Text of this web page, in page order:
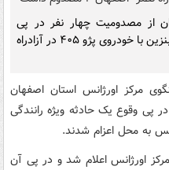
از مصدومیت چهار نفر در پی
برخورد یک دستگاه تانکر حمل سوخت بنزین با خودروی پژو ۴۰۵ در آزادراه
مرکز اورژانس استان اصفهان
کرد: عصر امروز ۱۶ خرداد ۱۴۰۵، در پی وقوع یک حادثه ویژه رانندگی
به محل اعزام شدند.
این حادثه ساعت ۱۸:۵۲ به مرکز اورژانس اعلام شد و در پی آن